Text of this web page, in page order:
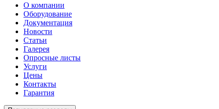
О компании
Оборудование
Документация
Новости
Статьи
Галерея
Опросные листы
Услуги
Цены
Контакты
Гарантия